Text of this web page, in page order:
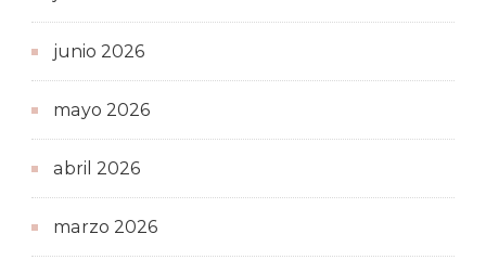
junio 2026
mayo 2026
abril 2026
marzo 2026